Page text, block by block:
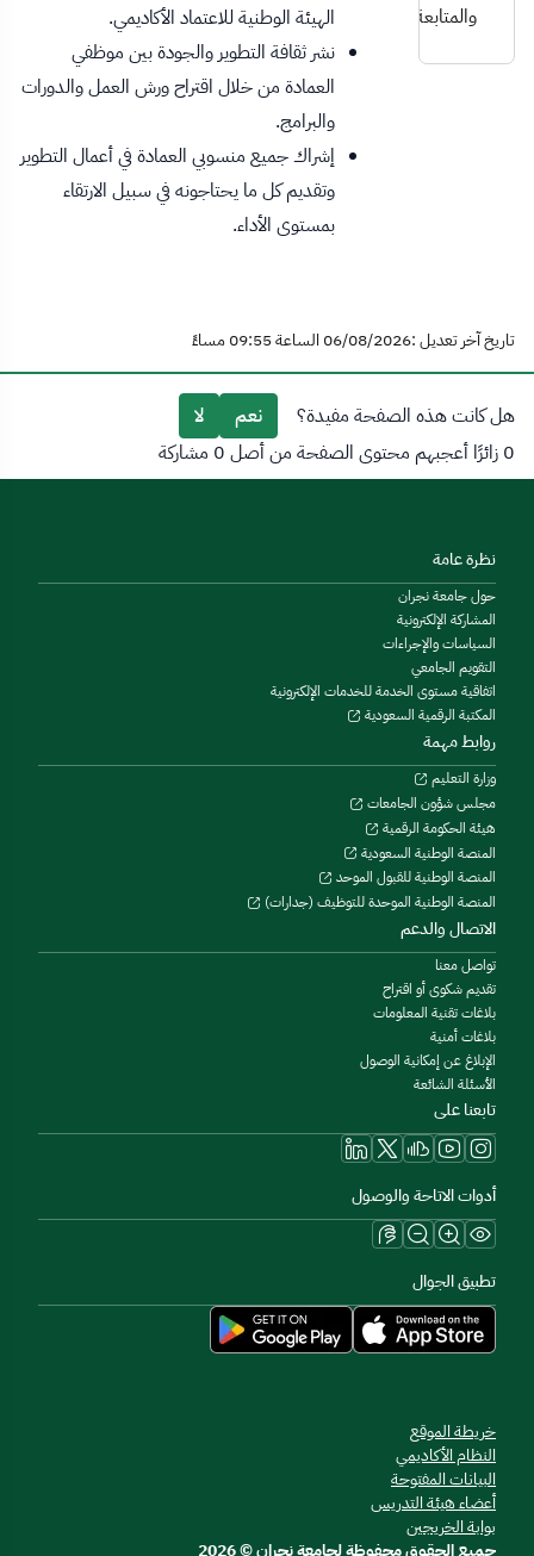
والمتابعة
الهيئة الوطنية للاعتماد الأكاديمي.
نشر ثقافة التطوير والجودة بين موظفي
العمادة من خلال اقتراح ورش العمل والدورات
والبرامج.
إشراك جميع منسوبي العمادة في أعمال التطوير
وتقديم كل ما يحتاجونه في سبيل الارتقاء
بمستوى الأداء.
تاريخ آخر تعديل :06/08/2026 الساعة 09:55 مساءً
هل كانت هذه الصفحة مفيدة؟ نعم
لا
0 زائرًا أعجبهم محتوى الصفحة من أصل 0 مشاركة
نظرة عامة
حول جامعة نجران
المشاركة الإلكترونية
السياسات والإجراءات
التقويم الجامعي
اتفاقية مستوى الخدمة للخدمات الإلكترونية
المكتبة الرقمية السعودية
روابط مهمة
وزارة التعليم
مجلس شؤون الجامعات
هيئة الحكومة الرقمية
المنصة الوطنية السعودية
المنصة الوطنية للقبول الموحد
المنصة الوطنية الموحدة للتوظيف (جدارات)
الاتصال والدعم
تواصل معنا
تقديم شكوى أو اقتراح
بلاغات تقنية المعلومات
بلاغات أمنية
الإبلاغ عن إمكانية الوصول
الأسئلة الشائعة
تابعنا على
أدوات الاتاحة والوصول
تطبيق الجوال
خريطة الموقع
النظام الأكاديمي
البيانات المفتوحة
أعضاء هيئة التدريس
بوابة الخريجين
جميع الحقوق محفوظة لجامعة نجران © 2026